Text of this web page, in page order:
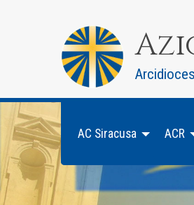
AC Siracusa ACR